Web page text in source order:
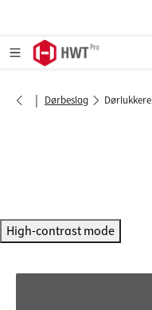
| Dørbeslag Dørlukkere
High-contrast mode